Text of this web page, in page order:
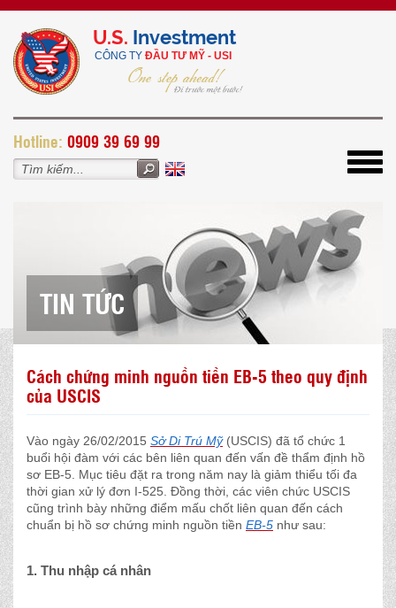
U.S. Investment
CÔNG TY ĐẦU TƯ MỸ - USI
Hotline: 0909 39 69 99
TIN TỨC
Cách chứng minh nguồn tiền EB-5 theo quy định
của USCIS
Vào ngày 26/02/2015 Sở Di Trú Mỹ(USCIS) đã tổ chức 1
buổi hội đàm với các bên liên quan đến vấn đề thẩm định hồ
sơ EB-5. Mục tiêu đặt ra trong năm nay là giảm thiểu tối đa
thời gian xử lý đơn I-525. Đồng thời, các viên chức USCIS
cũng trình bày những điểm mấu chốt liên quan đến cách
chuẩn bị hồ sơ chứng minh nguồn tiền EB-5 như sau:
1. Thu nhập cá nhân